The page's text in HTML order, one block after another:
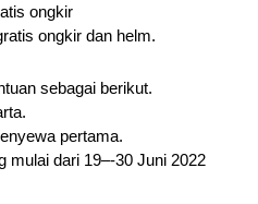
ongkir
ongkir dan helm.
sebagai berikut.
pertama.
mulai dari 19–-30 Juni 2022